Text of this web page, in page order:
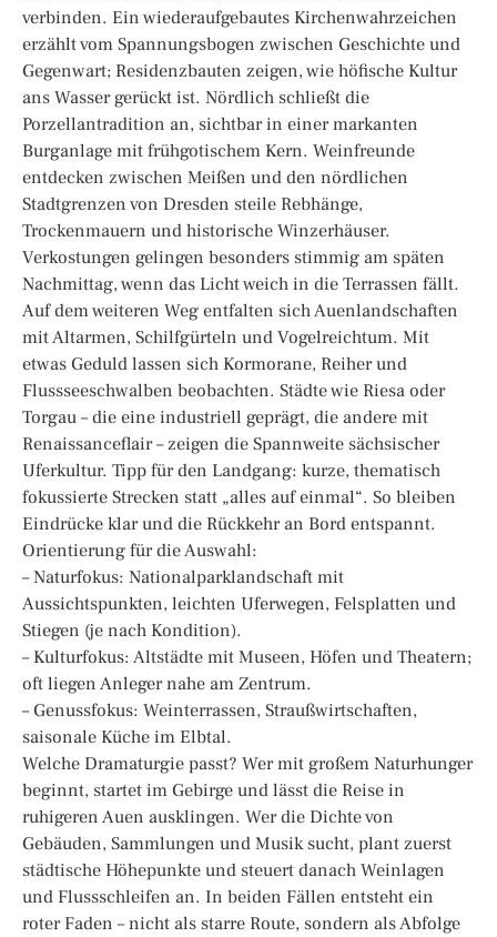
verbinden. Ein wiederaufgebautes Kirchenwahrzeichen
erzählt vom Spannungsbogen zwischen Geschichte und
Gegenwart; Residenzbauten zeigen, wie höfische Kultur
ans Wasser gerückt ist. Nördlich schließt die
Porzellantradition an, sichtbar in einer markanten
Burganlage mit frühgotischem Kern. Weinfreunde
entdecken zwischen Meißen und den nördlichen
Stadtgrenzen von Dresden steile Rebhänge,
Trockenmauern und historische Winzerhäuser.
Verkostungen gelingen besonders stimmig am späten
Nachmittag, wenn das Licht weich in die Terrassen fällt.
Auf dem weiteren Weg entfalten sich Auenlandschaften
mit Altarmen, Schilfgürteln und Vogelreichtum. Mit
etwas Geduld lassen sich Kormorane, Reiher und
Flussseeschwalben beobachten. Städte wie Riesa oder
Torgau – die eine industriell geprägt, die andere mit
Renaissanceflair – zeigen die Spannweite sächsischer
Uferkultur. Tipp für den Landgang: kurze, thematisch
fokussierte Strecken statt „alles auf einmal“. So bleiben
Eindrücke klar und die Rückkehr an Bord entspannt.
Orientierung für die Auswahl:
– Naturfokus: Nationalparklandschaft mit
Aussichtspunkten, leichten Uferwegen, Felsplatten und
Stiegen (je nach Kondition).
– Kulturfokus: Altstädte mit Museen, Höfen und Theatern;
oft liegen Anleger nahe am Zentrum.
– Genussfokus: Weinterrassen, Straußwirtschaften,
saisonale Küche im Elbtal.
Welche Dramaturgie passt? Wer mit großem Naturhunger
beginnt, startet im Gebirge und lässt die Reise in
ruhigeren Auen ausklingen. Wer die Dichte von
Gebäuden, Sammlungen und Musik sucht, plant zuerst
städtische Höhepunkte und steuert danach Weinlagen
und Flussschleifen an. In beiden Fällen entsteht ein
roter Faden – nicht als starre Route, sondern als Abfolge